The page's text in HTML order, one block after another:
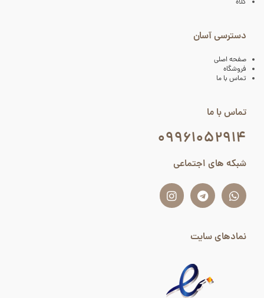
کلاه
دسترسی آسان
صفحه اصلی
فروشگاه
تماس با ما
تماس با ما
۰۹۹۶۱۰۵۲۹۱۴
شبکه های اجتماعی
نمادهای سایت